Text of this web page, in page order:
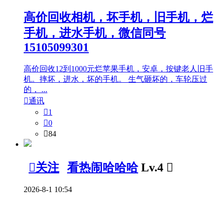
高价回收相机，坏手机，旧手机，烂
手机，进水手机，微信同号
15105099301
高价回收12到1000元烂苹果手机，安卓，按键老人旧手
机。摔坏，进水，坏的手机。 生气砸坏的，车轮压过
的， ...
通讯
1
0
84
关注 看热闹哈哈哈 Lv.4 
2026-8-1 10:54